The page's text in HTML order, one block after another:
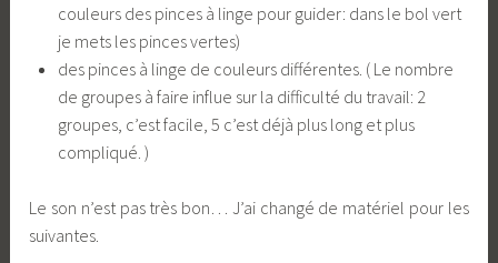
couleurs des pinces à linge pour guider: dans le bol vert
je mets les pinces vertes)
des pinces à linge de couleurs différentes. ( Le nombre
de groupes à faire influe sur la difficulté du travail: 2
groupes, c’est facile, 5 c’est déjà plus long et plus
compliqué. )
Le son n’est pas très bon… J’ai changé de matériel pour les
suivantes.